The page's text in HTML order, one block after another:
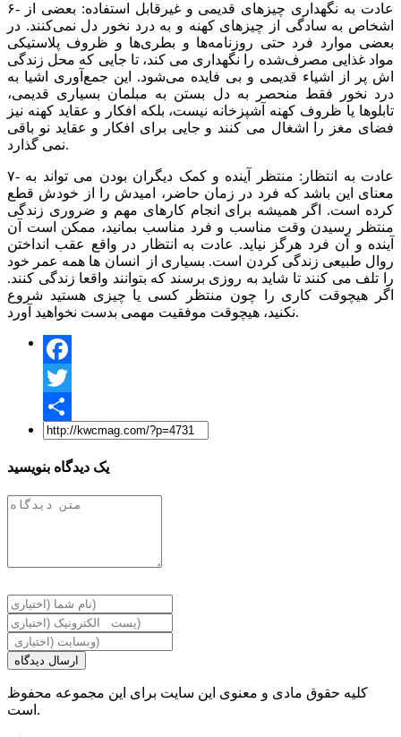
۶- عادت به نگهداری چیزهای قدیمی و غیرقابل استفاده: بعضی از
اشخاص به سادگی از چیزهای کهنه و به درد نخور دل نمی‌‌کنند. در
بعضی موارد فرد حتی روزنامه‌ها و بطری‌ها و ظروف پلاستیکی
مواد غذایی مصرف‌‌شده را نگهداری می کند، تا جایی که محل زندگی
اش پر از اشیاء قدیمی و بی فایده می‌شود. این جمع‌آوری اشیا به
درد نخور فقط منحصر به دل بستن به مبلمان بسیاری قدیمی،
تابلوها یا ظروف کهنه آشپزخانه نیست، بلکه افکار و عقاید کهنه نیز
فضای مغز را اشغال می کنند و جایی برای افکار و عقاید نو باقی
نمی گذارد.
۷- عادت به انتظار: منتظر آینده و کمک دیگران بودن می تواند به
معنای این باشد که فرد در زمان حاضر، امیدش را از خودش قطع
کرده است. اگر همیشه برای انجام کارهای مهم و ضروری زندگی
منتظر رسیدن وقت مناسب و فرد مناسب بمانید، ممکن است آن
آینده و آن فرد هرگز نیاید. عادت به انتظار در واقع عقب انداختن
روال طبیعی زندگی کردن است. بسیاری از انسان ها همه عمر خود
را تلف می کنند تا شاید به روزی برسند که بتوانند واقعا زندگی کنند.
اگر هیچوقت کاری را چون منتظر کسی یا چیزی هستید شروع
نکنید، هیچوقت موفقیت مهمی بدست نخواهید آورد.
Facebook
Twitter
Share
یک دیدگاه بنویسید
ارسال دیدگاه
کلیه حقوق مادی و معنوی این سایت برای این مجموعه محفوظ
است.